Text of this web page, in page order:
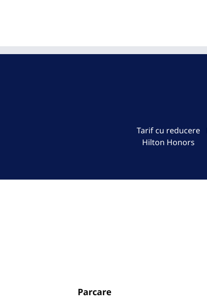
Tarif cu reducere
Hilton Honors
Parcare